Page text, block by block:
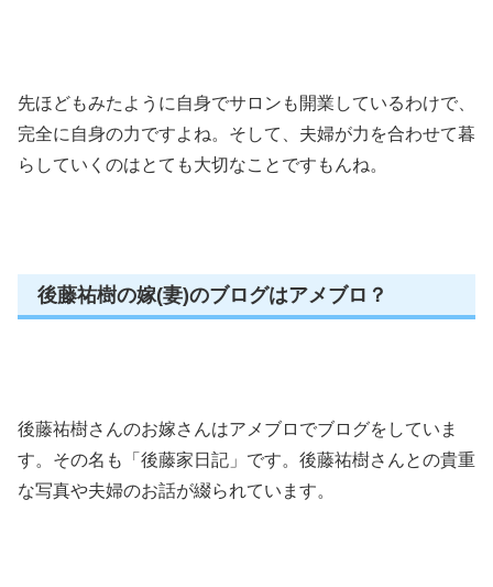
先ほどもみたように自身でサロンも開業しているわけで、
完全に自身の力ですよね。そして、夫婦が力を合わせて暮
らしていくのはとても大切なことですもんね。
後藤祐樹の嫁(妻)のブログはアメブロ？
後藤祐樹さんのお嫁さんはアメブロでブログをしていま
す。その名も「後藤家日記」です。後藤祐樹さんとの貴重
な写真や夫婦のお話が綴られています。